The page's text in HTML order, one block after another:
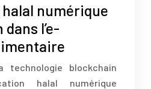
numérique
l’e-
technologie blockchain
halal numérique